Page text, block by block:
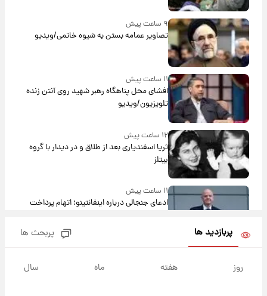
۹ ساعت پیش
تصاویر عمامه بستن به شیوه خاتمی/ویدیو
۱۱ ساعت پیش
افشای محل پناهگاه‌ رهبر شهید روی آنتن زنده
تلویزیون/ویدیو
۱۲ ساعت پیش
ثریا اسفندیاری بعد از طلاق و در دیدار با گروه
بیتلز
۱۱ ساعت پیش
ادعای جنجالی درباره اینفانتینو؛ اتهام پرداخت
آلزایمر و زوال عقل افزایش می‌یابد؟
پربازدید ها پربحث ها
روز هفته ماه سال